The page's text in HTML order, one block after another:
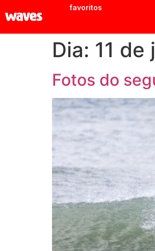
favoritos
Dia: 11
Fotos do